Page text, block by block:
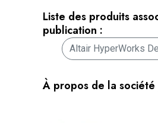
Liste des produits
publication :
Altair HyperWorks
À propos de la